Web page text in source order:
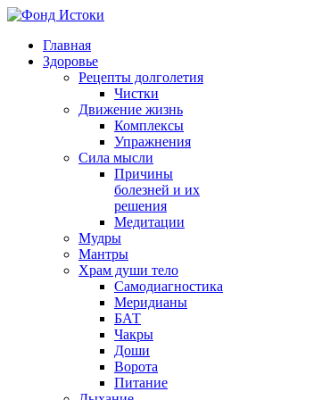
Главная
Здоровье
Рецепты долголетия
Чистки
Движение жизнь
Комплексы
Упражнения
Сила мысли
Причины
болезней и их
решения
Медитации
Мудры
Мантры
Храм души тело
Самодиагностика
Меридианы
БАТ
Чакры
Доши
Ворота
Питание